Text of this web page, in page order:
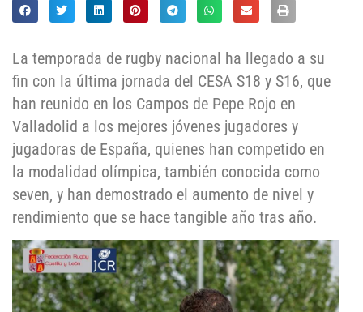
La temporada de rugby nacional ha llegado a su
fin con la última jornada del CESA S18 y S16, que
han reunido en los Campos de Pepe Rojo en
Valladolid a los mejores jóvenes jugadores y
jugadoras de España, quienes han competido en
la modalidad olímpica, también conocida como
seven, y han demostrado el aumento de nivel y
rendimiento que se hace tangible año tras año.